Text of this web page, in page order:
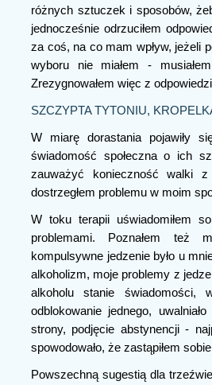
różnych sztuczek i sposobów,
jednocześnie odrzuciłem
za coś, na co mam wpływ, jeżeli
wyboru nie miałem -
Zrezygnowałem więc z
SZCZYPTA TYTONIU,
W miarę dorastania pojawiły
świadomość społeczna o ich
zauważyć konieczność walki
dostrzegłem problemu w moim
W toku terapii uświadomiłem
problemami. Poznałem też
kompulsywne jedzenie było u
alkoholizm, moje problemy z
alkoholu stanie świadomości,
odblokowanie jednego,
strony, podjęcie abstynencji -
spowodowało, że zastąpiłem
Powszechną sugestią dla